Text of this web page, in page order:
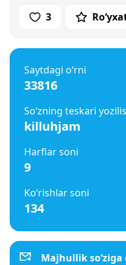
3
Saytdagi o‘rni
33816
So‘zning teskari
killuhjam
Harflar soni
9
Ko‘rishlar soni
134
Majhullik